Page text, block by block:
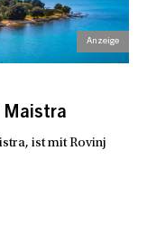
Maistra
ist mit Rovinj